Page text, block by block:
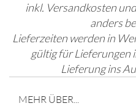
inkl. Versandkosten
anders
Lieferzeiten werden in
gültig für Lieferungen
Lieferung ins
MEHR ÜBER...